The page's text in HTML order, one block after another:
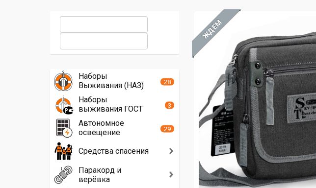
ЖДЁМ
Наборы
Выживания (НАЗ)
28
Наборы
выживания ГОСТ
3
Автономное
освещение
29
Средства спасения
Паракорд и
верёвка